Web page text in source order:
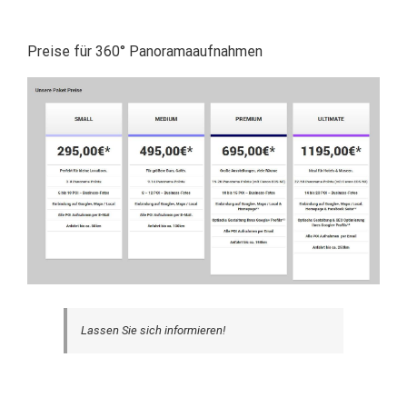
Preise für 360° Panoramaaufnahmen
Lassen Sie sich informieren!